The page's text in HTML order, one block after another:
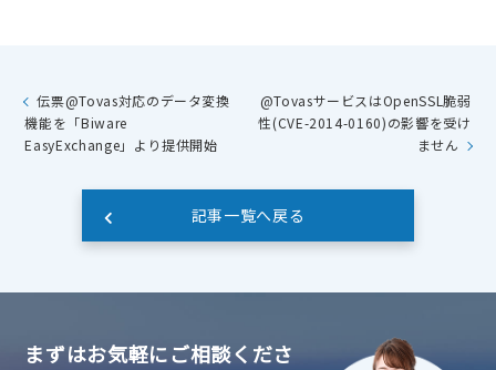
伝票@Tovas対応のデータ変換
機能を「Biware
EasyExchange」より提供開始
@TovasサービスはOpenSSL脆弱
性(CVE-2014-0160)の影響を受け
ません
記事一覧へ戻る
まずはお気軽にご相談くださ